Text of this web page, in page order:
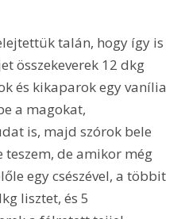
talán, hogy így is
összekeverek 12 dkg
és kikaparok egy vanília
a magokat,
is, majd szórok bele
teszem, de amikor még
egy csészével, a többit
lisztet, és 5